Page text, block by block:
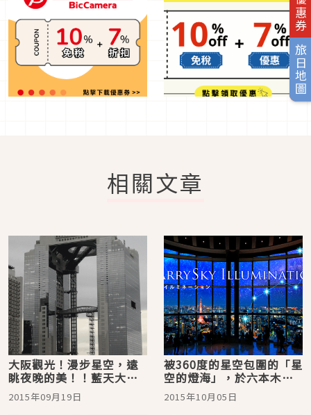
旅日地圖
相關文章
大阪觀光！漫步星空，遠
眺夜晚的美！！藍天大廈
的空中庭園
2015年09月19日
被360度的星空包圍的「星
空的燈海」，於六本木
Hills瞭望台舉行
2015年10月05日